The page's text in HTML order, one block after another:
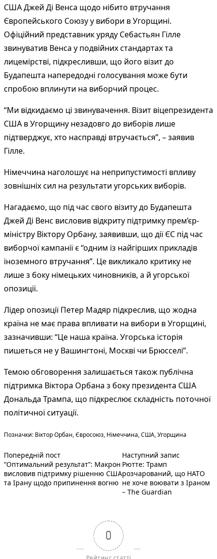
США Джей Ді Венса щодо нібито втручання
Європейського Союзу у вибори в Угорщині.
Офіційний представник уряду Себастьян Гілле
звинуватив Венса у подвійних стандартах та
лицемірстві, підкресливши, що його візит до
Будапешта напередодні голосування може бути
спробою вплинути на виборчий процес.
“Ми відкидаємо ці звинувачення. Візит віцепрезидента
США в Угорщину незадовго до виборів лише
підтверджує, хто насправді втручається”, – заявив
Гілле.
Німеччина наголошує на неприпустимості впливу
зовнішніх сил на результати угорських виборів.
Нагадаємо, що під час свого візиту до Будапешта
Джей Ді Венс висловив відкриту підтримку прем’єр-
міністру Віктору Орбану, заявивши, що дії ЄС під час
виборчої кампанії є “одним із найгірших прикладів
іноземного втручання”. Це викликало критику не
лише з боку німецьких чиновників, а й угорської
опозиції.
Лідер опозиції Петер Мадяр підкреслив, що жодна
країна не має права впливати на вибори в Угорщині,
зазначивши: “Це наша країна. Угорська історія
пишеться не у Вашингтоні, Москві чи Брюсселі”.
Темою обговорення залишається також публічна
підтримка Віктора Орбана з боку президента США
Дональда Трампа, що підкреслює складність поточної
політичної ситуації.
Теги:
Позначки: Віктор Орбан,Євросоюз, Німеччина,США,Угорщина
Навігація
записів
Попередній постПопередній запис:
“Оптимальний результат”: Макрон
висловив підтримку рішенню США
та Ірану щодо припинення вогню
Наступний записНаступний
Рютте: Трамп
розчарований, що НАТО
не хоче воювати з Іраном
– The Guardian
0